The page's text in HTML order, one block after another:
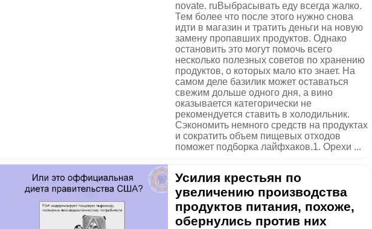
novate. ruВыбрасывать еду всегда жалко.
Тем более что после этого нужно снова
идти в магазин и тратить деньги на новую
замену пропавших продуктов. Однако
остановить это могут помочь всего
несколько полезных советов по хранению
продуктов, о которых мало кто знает. На
самом деле базилик может оставаться
свежим дольше одного дня, а вино
оказывается категорически не
рекомендуется ставить в холодильник.
Сэкономить немного средств на продуктах
и сократить объем пищевых отходов
поможет подборка лайфхаков.1. Орехи ...
Усилия крестьян по
увеличению производства
продуктов питания, похоже,
обернулись против них